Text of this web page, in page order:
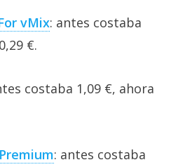
vMix: antes costaba
€.
costaba 1,09 €, ahora
: antes costaba